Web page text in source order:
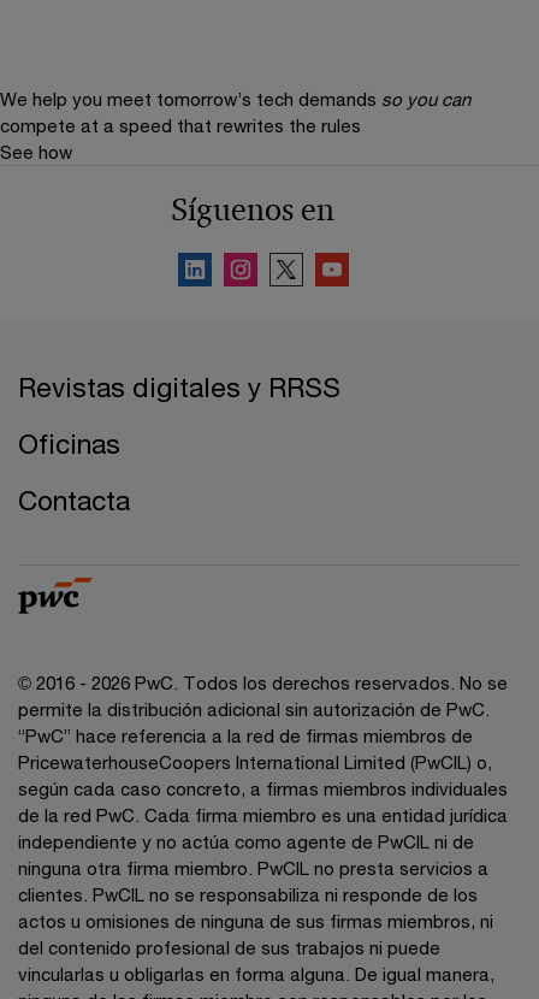
We help you meet tomorrow’s tech demands so you can
compete at a speed that rewrites the rules
See how
Síguenos en
Revistas digitales y RRSS
Oficinas
Contacta
© 2016 - 2026 PwC. Todos los derechos reservados. No se
permite la distribución adicional sin autorización de PwC.
“PwC” hace referencia a la red de firmas miembros de
PricewaterhouseCoopers International Limited (PwCIL) o,
según cada caso concreto, a firmas miembros individuales
de la red PwC. Cada firma miembro es una entidad jurídica
independiente y no actúa como agente de PwCIL ni de
ninguna otra firma miembro. PwCIL no presta servicios a
clientes. PwCIL no se responsabiliza ni responde de los
actos u omisiones de ninguna de sus firmas miembros, ni
del contenido profesional de sus trabajos ni puede
vincularlas u obligarlas en forma alguna. De igual manera,